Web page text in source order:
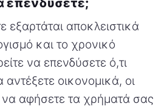
εξαρτάται αποκλειστικά
και το χρονικό
να επενδύσετε ό,τι
αντέξετε οικονομικά, οι
να αφήσετε τα χρήματά σας